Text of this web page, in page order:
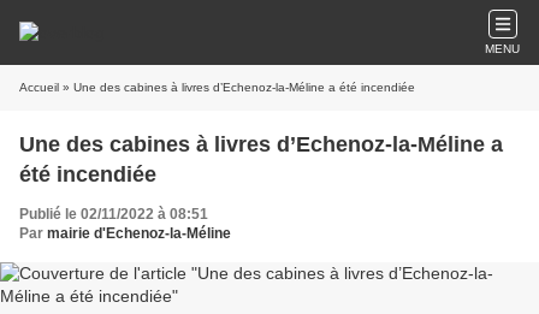
MENU
Accueil » Une des cabines à livres d’Echenoz-la-Méline a été incendiée
Une des cabines à livres d’Echenoz-la-Méline a
été incendiée
Publié le 02/11/2022 à 08:51
Par mairie d'Echenoz-la-Méline